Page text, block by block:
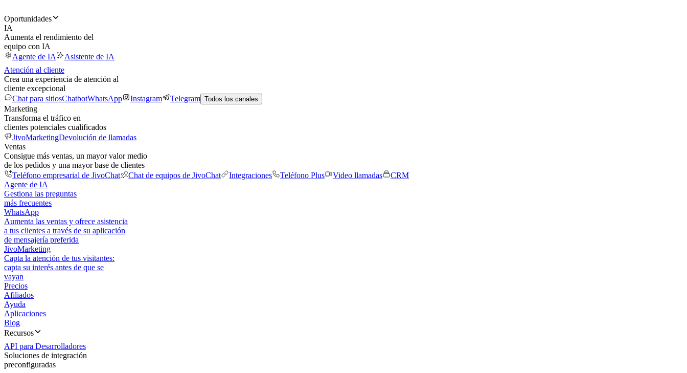
Oportunidades
IA
Aumenta el rendimiento del
equipo con IA
Agente de IA
Asistente de IA
Atención al cliente
Crea una experiencia de atención al
cliente excepcional
Chat para sitiosChatbotWhatsApp Instagram Telegram Todos los canales
Marketing
Transforma el tráfico en
clientes potenciales cualificados
JivoMarketingDevolución de llamadas
Ventas
Consigue más ventas, un mayor valor medio
de los pedidos y una mayor base de clientes
Teléfono empresarial de JivoChat
Chat de equipos de JivoChat Integraciones Teléfono Plus Video llamadas
CRM
Agente de IA
Gestiona las preguntas
más frecuentes
WhatsApp
Aumenta las ventas y ofrece asistencia
a tus clientes a través de su aplicación
de mensajería preferida
JivoMarketing
Capta la atención de tus visitantes:
capta su interés antes de que se
vayan
Precios
Afiliados
Ayuda
Aplicaciones
Blog
Recursos
API para Desarrolladores
Soluciones de integración
preconfiguradas